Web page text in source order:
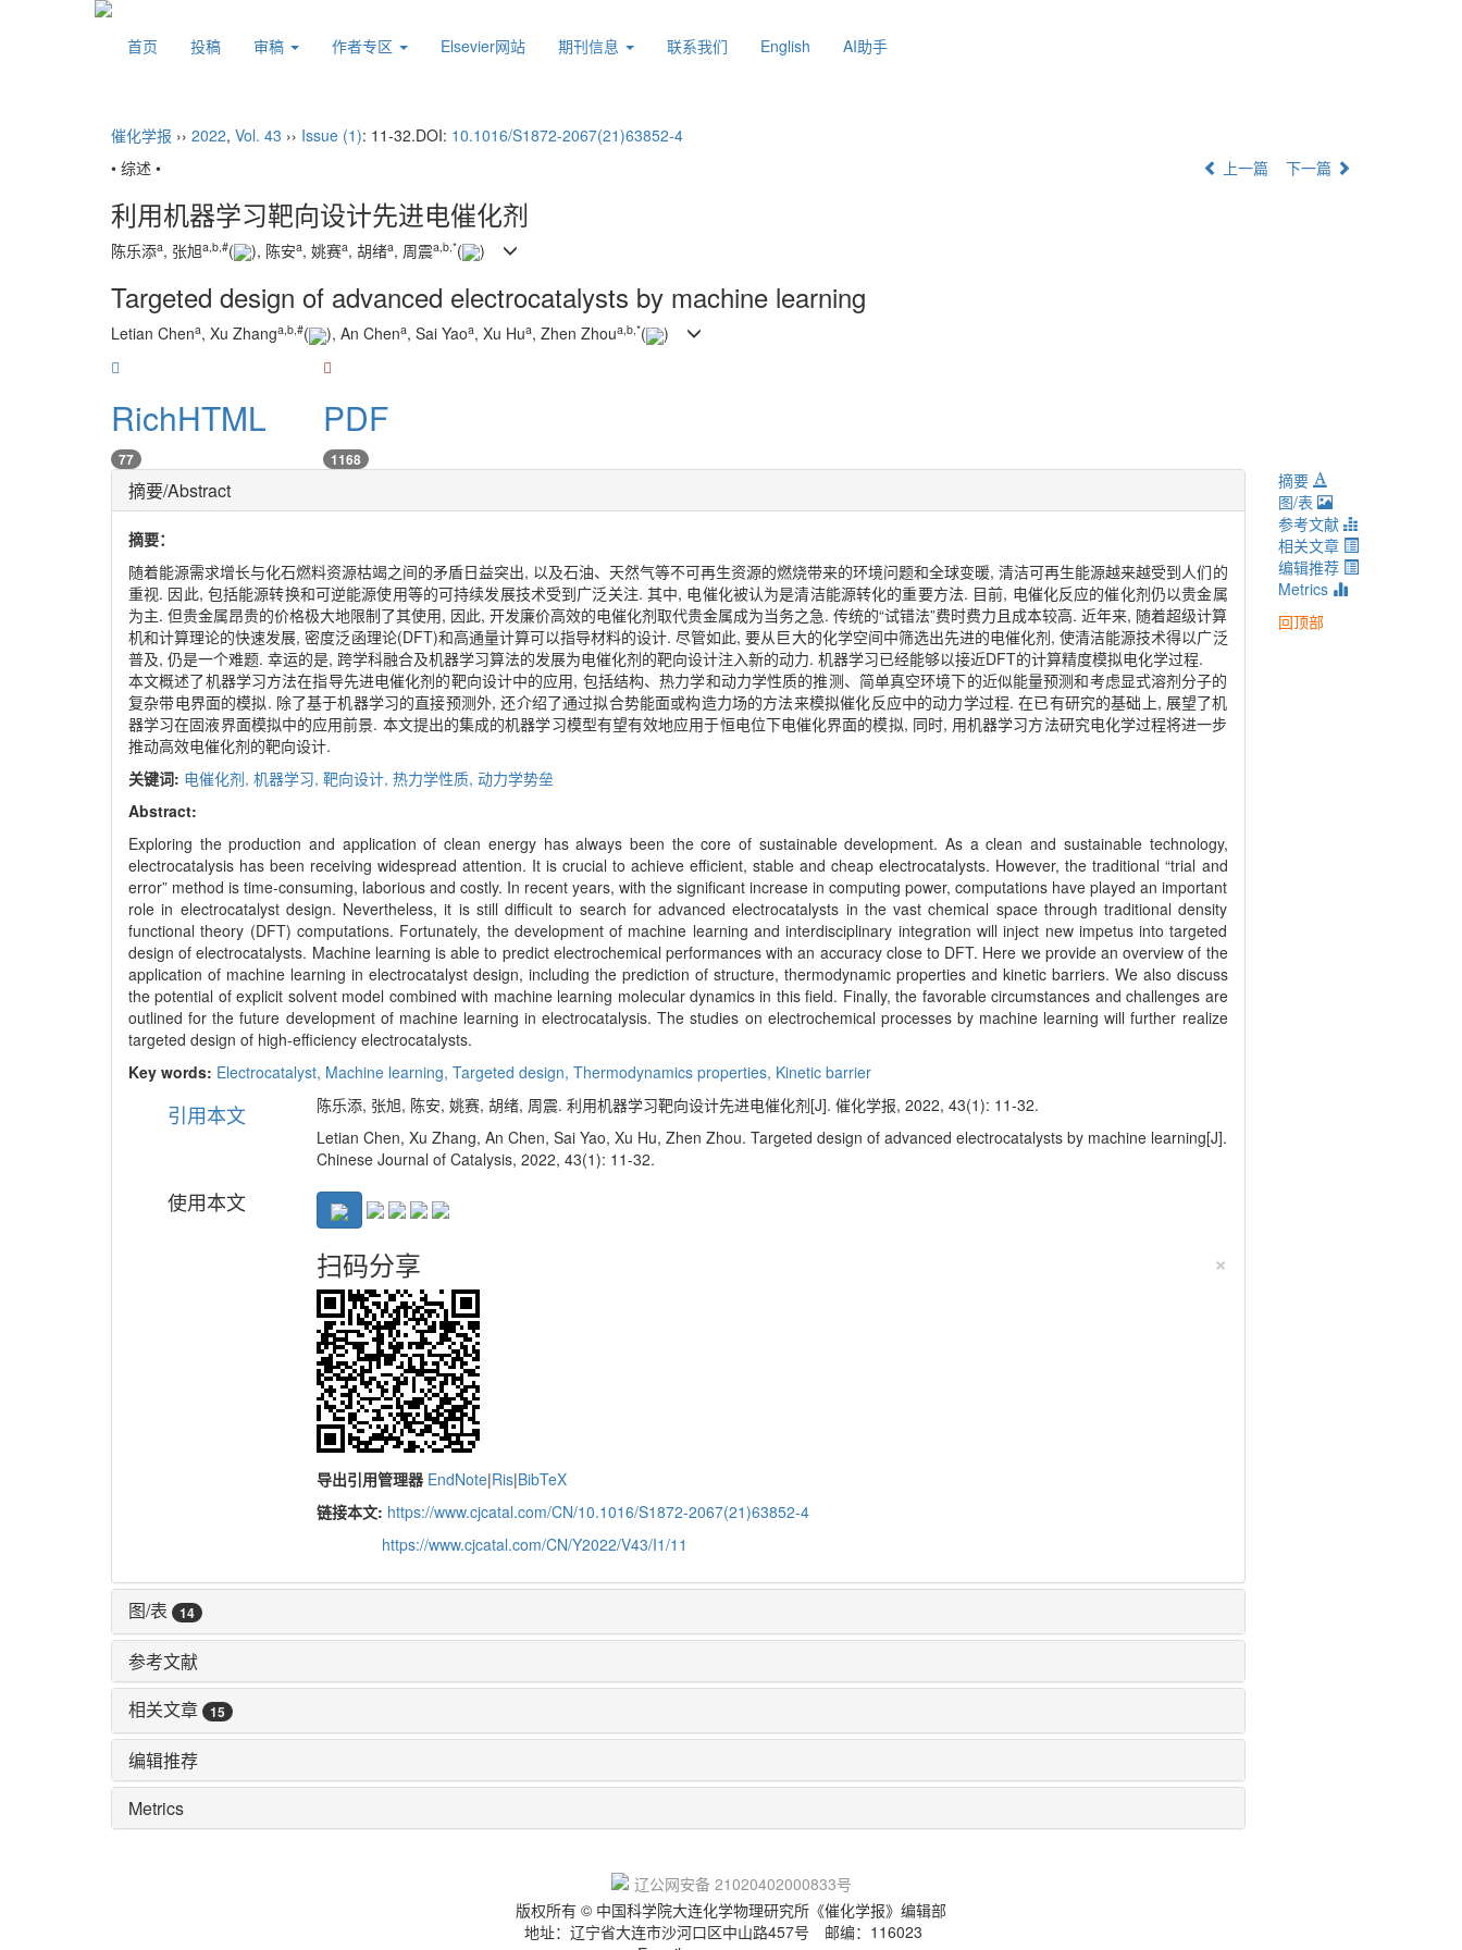
首页 投稿 审稿 作者专区 Elsevier网站 期刊信息 联系我们 English AI助手
催化学报 ›› 2022, Vol. 43 ›› Issue (1): 11-32.DOI: 10.1016/S1872-2067(21)63852-4
• 综述 •
上一篇 下一篇
利用机器学习靶向设计先进电催化剂
陈乐添a, 张旭a b #( ), 陈安a, 姚赛a, 胡绪a, 周震a b *( )
Targeted design of advanced electrocatalysts by machine learning
Letian Chena, Xu Zhanga,b,#( ), An Chena, Sai Yaoa, Xu Hua, Zhen Zhoua,b,*( )
RichHTML
77
PDF
1168
摘要/Abstract
摘要：
随着能源需求增长与化石燃料资源枯竭之间的矛盾日益突出, 以及石油、天然气等不可再生资源的燃烧带来的环境问题和全球变暖, 清洁可再生能源越来越受到人们的
重视. 因此, 包括能源转换和可逆能源使用等的可持续发展技术受到广泛关注. 其中, 电催化被认为是清洁能源转化的重要方法. 目前, 电催化反应的催化剂仍以贵金属
为主. 但贵金属昂贵的价格极大地限制了其使用, 因此, 开发廉价高效的电催化剂取代贵金属成为当务之急. 传统的“试错法”费时费力且成本较高. 近年来, 随着超级计算
机和计算理论的快速发展, 密度泛函理论(DFT)和高通量计算可以指导材料的设计. 尽管如此, 要从巨大的化学空间中筛选出先进的电催化剂, 使清洁能源技术得以广泛
普及, 仍是一个难题. 幸运的是, 跨学科融合及机器学习算法的发展为电催化剂的靶向设计注入新的动力. 机器学习已经能够以接近DFT的计算精度模拟电化学过程.
本文概述了机器学习方法在指导先进电催化剂的靶向设计中的应用, 包括结构、热力学和动力学性质的推测、简单真空环境下的近似能量预测和考虑显式溶剂分子的
复杂带电界面的模拟. 除了基于机器学习的直接预测外, 还介绍了通过拟合势能面或构造力场的方法来模拟催化反应中的动力学过程. 在已有研究的基础上, 展望了机
器学习在固液界面模拟中的应用前景. 本文提出的集成的机器学习模型有望有效地应用于恒电位下电催化界面的模拟, 同时, 用机器学习方法研究电化学过程将进一步
推动高效电催化剂的靶向设计.
关键词: 电催化剂, 机器学习, 靶向设计, 热力学性质, 动力学势垒
Abstract:
Exploring the production and application of clean energy has always been the core of sustainable development. As a clean and sustainable technology,
electrocatalysis has been receiving widespread attention. It is crucial to achieve efficient, stable and cheap electrocatalysts. However, the traditional “trial and
error” method is time-consuming, laborious and costly. In recent years, with the significant increase in computing power, computations have played an important
role in electrocatalyst design. Nevertheless, it is still difficult to search for advanced electrocatalysts in the vast chemical space through traditional density
functional theory (DFT) computations. Fortunately, the development of machine learning and interdisciplinary integration will inject new impetus into targeted
design of electrocatalysts. Machine learning is able to predict electrochemical performances with an accuracy close to DFT. Here we provide an overview of the
application of machine learning in electrocatalyst design, including the prediction of structure, thermodynamic properties and kinetic barriers. We also discuss
the potential of explicit solvent model combined with machine learning molecular dynamics in this field. Finally, the favorable circumstances and challenges are
outlined for the future development of machine learning in electrocatalysis. The studies on electrochemical processes by machine learning will further realize
targeted design of high-efficiency electrocatalysts.
Key words: Electrocatalyst, Machine learning, Targeted design, Thermodynamics properties, Kinetic barrier
引用本文
陈乐添, 张旭, 陈安, 姚赛, 胡绪, 周震. 利用机器学习靶向设计先进电催化剂[J]. 催化学报, 2022, 43(1): 11-32.
Letian Chen, Xu Zhang, An Chen, Sai Yao, Xu Hu, Zhen Zhou. Targeted design of advanced electrocatalysts by machine learning[J].
Chinese Journal of Catalysis, 2022, 43(1): 11-32.
使用本文
×
扫码分享
导出引用管理器 EndNote|Ris|BibTeX
链接本文: https://www.cjcatal.com/CN/10.1016/S1872-2067(21)63852-4
https://www.cjcatal.com/CN/Y2022/V43/I1/11
图/表 14
参考文献
相关文章
15
编辑推荐
Metrics
摘要
图/表
参考文献
相关文章
编辑推荐
Metrics
回顶部
辽公网安备 21020402000833号
版权所有 © 中国科学院大连化学物理研究所《催化学报》编辑部
地址：辽宁省大连市沙河口区中山路457号 邮编：116023